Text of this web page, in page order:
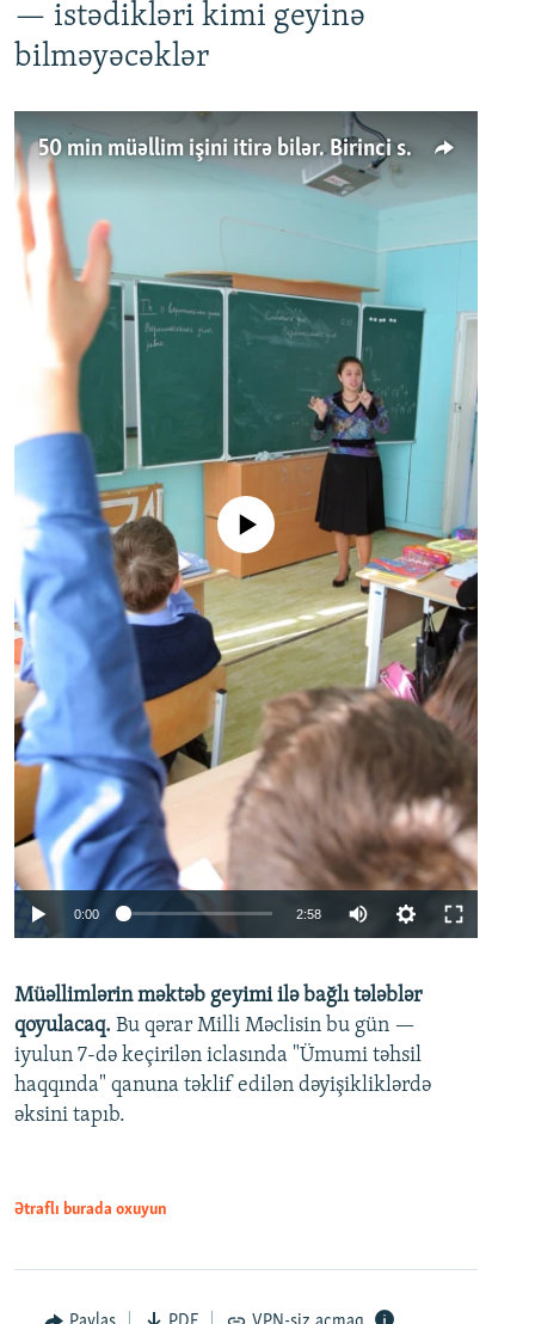
— istədikləri kimi geyinə
bilməyəcəklər
50 min müəllim işini itirə bilər. Birinci sinfə gedənlər azalır
Auto 240p 360p 480p
No media source currently available
0:00 2:58
360p
480p
720p
Müəllimlərin məktəb geyimi ilə bağlı tələblər
qoyulacaq. Bu qərar Milli Məclisin bu gün —
iyulun 7-də keçirilən iclasında "Ümumi təhsil
haqqında" qanuna təklif edilən dəyişikliklərdə
əksini tapıb.
Ətraflı burada oxuyun